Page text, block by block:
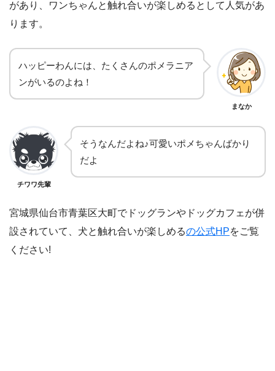
があり、ワンちゃんと触れ合いが楽しめるとして人気があ
ります。
ハッピーわんには、たくさんのポメラニア
ンがいるのよね！
まなか
チワワ先輩
そうなんだよね♪可愛いポメちゃんばかり
だよ
宮城県仙台市青葉区大町でドッグランやドッグカフェが併
設されていて、犬と触れ合いが楽しめるの公式HPをご覧
ください!